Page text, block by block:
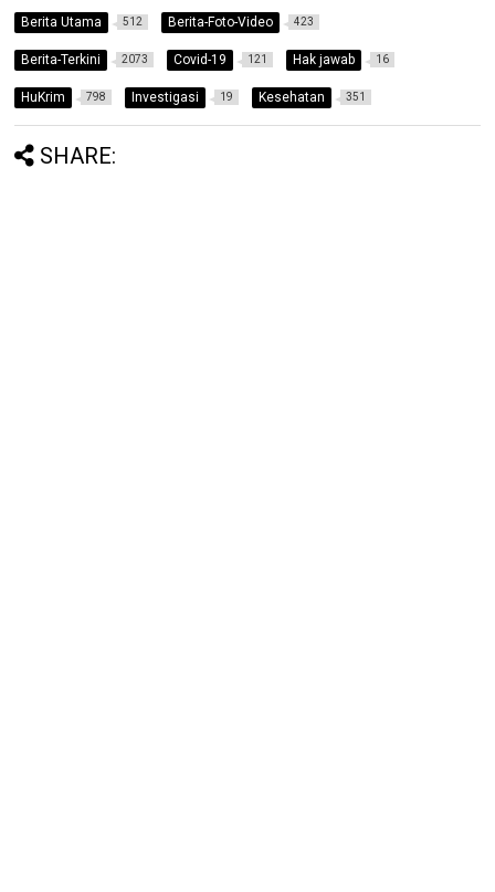
Berita Utama 512 Berita-Foto-Video 423
Berita-Terkini 2073 Covid-19 121 Hak jawab 16
HuKrim 798 Investigasi 19 Kesehatan 351
SHARE: